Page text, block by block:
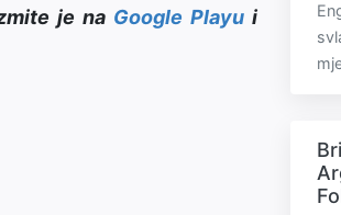
je na Google Playui